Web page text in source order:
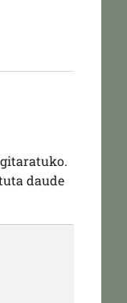
daude